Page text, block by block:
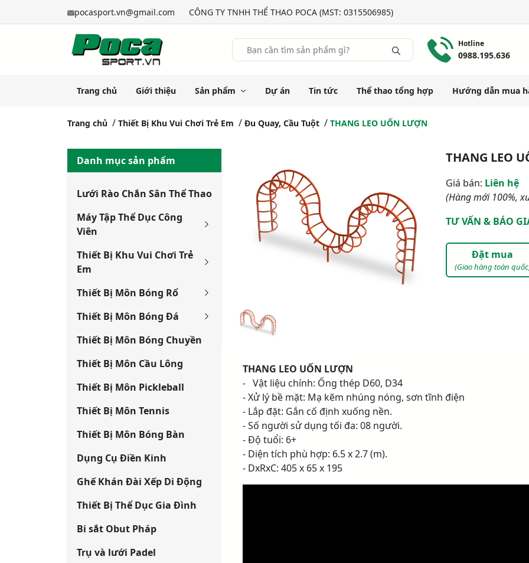
pocasport.vn@gmail.com CÔNG TY TNHH THỂ THAO POCA (MST: 0315506985)
Hotline
0988.195.636
Trang chủ Giới thiệu Sản phẩm Dự án Tin tức Thể thao tổng hợp Hướng dẫn mua
Trang chủ Thiết Bị Khu Vui Chơi Trẻ Em Đu Quay, Cầu Tuột THANG LEO UỐN LƯỢN
Danh mục sản phẩm
Lưới Rào Chắn Sân Thể Thao
Máy Tập Thể Dục Công
Viên
Thiết Bị Khu Vui Chơi Trẻ
Em
Thiết Bị Môn Bóng Rổ
Thiết Bị Môn Bóng Đá
Thiết Bị Môn Bóng Chuyền
Thiết Bị Môn Cầu Lông
Thiết Bị Môn Pickleball
Thiết Bị Môn Tennis
Thiết Bị Môn Bóng Bàn
Dụng Cụ Điền Kinh
Ghế Khán Đài Xếp Di Động
Thiết Bị Thể Dục Gia Đình
Bi sắt Obut Pháp
Trụ và lưới Padel
THANG LEO
Giá bán: Liên hệ
(Hàng mới 100%,
TƯ VẤN & BÁO
Đặt mua
(Giao hàng toàn
THANG LEO UỐN LƯỢN
- Vật liệu chính: Ống thép D60, D34
- Xử lý bề mặt: Mạ kẽm nhúng nóng, sơn tĩnh điện
- Lắp đặt: Gắn cố định xuống nền.
- Số người sử dụng tối đa: 08 người.
- Độ tuổi: 6+
- Diện tích phù hợp: 6.5 x 2.7 (m).
- DxRxC: 405 x 65 x 195